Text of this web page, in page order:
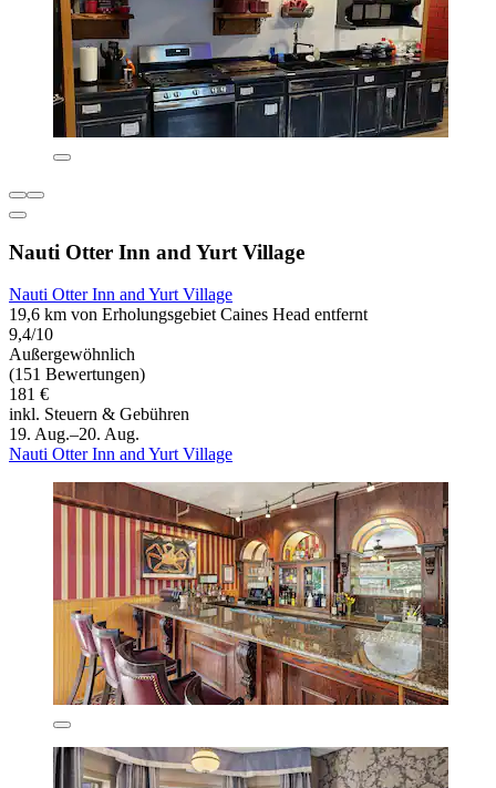
Nauti Otter Inn and Yurt Village
Nauti Otter Inn and Yurt Village
19,6 km von Erholungsgebiet Caines Head entfernt
9,4/10
Außergewöhnlich
(151 Bewertungen)
181 €
inkl. Steuern & Gebühren
19. Aug.–20. Aug.
Nauti Otter Inn and Yurt Village